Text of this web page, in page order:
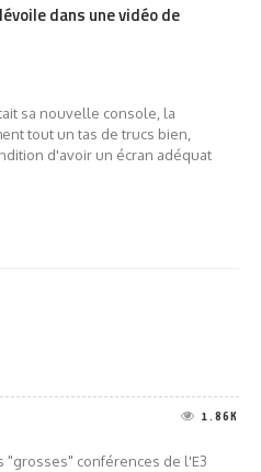
dans une vidéo de
sa nouvelle console, la
tout un tas de trucs bien,
d'avoir un écran adéquat
1.86K
"grosses" conférences de l'E3